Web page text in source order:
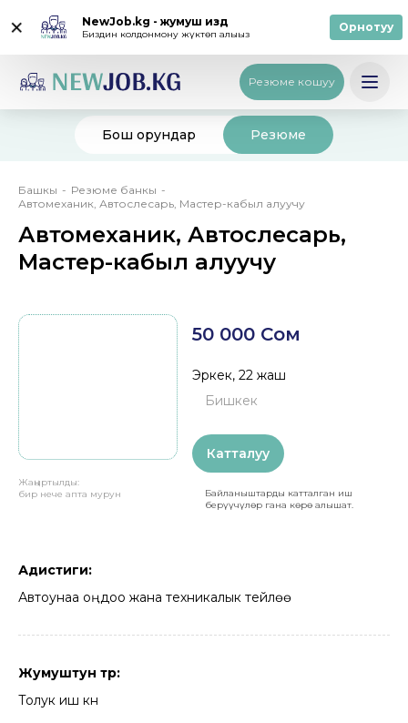
NewJob.kg - жумуш издөө
Биздин колдонмону жүктөп алыңыз Орнотуу
Резюме кошуу
Кирүү Катталуу Русский
Бош орундар Резюме
Breadcrumb
Башкы
Резюме банкы
Автомеханик, Автослесарь, Мастер-кабыл алуучу
Автомеханик, Автослесарь,
Мастер-кабыл алуучу
Жаңыртылды:
бир нече апта мурун
50 000 Сом
Эркек, 22 жаш
Бишкек
Катталуу
Байланыштарды катталган иш
берүүчүлөр гана көрө алышат.
Адистиги:
Автоунаа оңдоо жана техникалык тейлөө
Жумуштун түрү:
Толук иш күнү